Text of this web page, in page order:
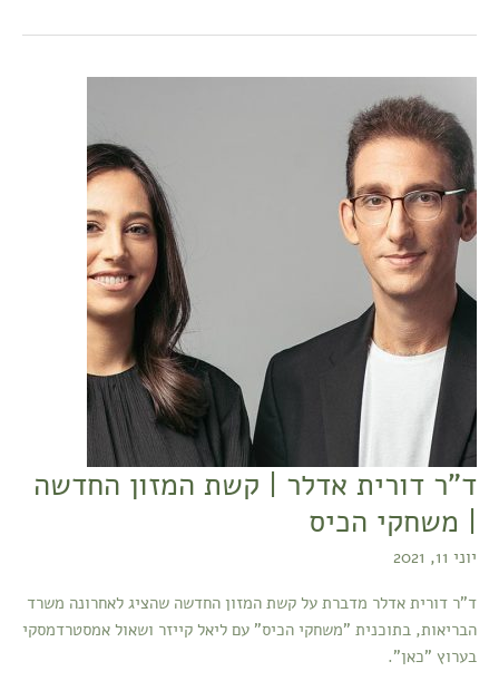
ד"ר דורית אדלר | קשת המזון החדשה
| משחקי הכיס
יוני 11, 2021
ד"ר דורית אדלר מדברת על קשת המזון החדשה שהציג לאחרונה משרד
הבריאות, בתוכנית "משחקי הכיס" עם ליאל קייזר ושאול אמסטרדמסקי
בערוץ "כאן".
דורית
אדלר
|
קשת
המזון
החדשה
משחקי
הכיס